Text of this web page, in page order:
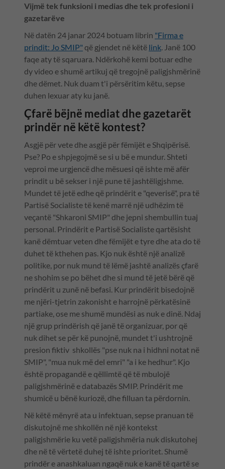
Vijmë tek funksioni i medias dhe tek profesioni i
gazetarëve
Në datën 24 janar 2024 botuam librin "Firma e
prindit: Jo SMIP" që gjendet në këtë link . Janë 100
faqe aty të sqaruara. Ndërkohë kemi botuar edhe
dy video e shumë artikuj që tregojnë paligjshmërinë
dhe dëmet. Nuk duam t'i përsëritim këtu, sepse
duhen lexuar aty ku janë.
Çfarë bëjnë mediat dhe gazetarët
prindër në këtë kontest?
Asgjë për vete dhe asgjë për fëmijët e Shqipërisë.
Pse? Po e shpjegojmë se si u bë e mundur. Shteti
veproi me urgjencë dhe mësuesi që ishte më afër
prindit u bë sekser i një pune të jashtëligjshme.
Mundet të jetë edhe që prindërit e "qeverisë", pra të
Partisë Socialiste të kenë marrë një udhëzim të
veçantë "Shkaroni SMIP" dhe jepni shembullin tuaj
personal. Prindërit e Partisë Socialiste qartësisht
kanë dëmtuar veten dhe fëmijët e tyre dhe ata do të
duhet të kthehen pas. Kjo nuk është një analizë
politike, por nuk mund të lëmë jashtë analizës çfarë
ne shohim se po bëhet dhe si mund të jetë bërë që
prindërit u zunë në befasi. Kur prindërit bisedojnë
me njëri-tjetrin zakonisht e harrojnë përkatësinë
partiake, ose me shumë mundësi as nuk e dinë. Ndaj
një grup prindërish që janë të organizuar, por që
nuk dihet se për kë punojnë, mundet t'i ushtrojnë
presion fiktiv shkollës "pse nuk na i hidhni notat në
SMIP", "mua nuk më del emri" "a i ke hedhur". Kjo
është propagandë e qëllimtë që të mbulojë
paligjshmërinë e databazës SMIP. Prindërit me
shumicë u bënë kuriozë, dhe filluan ta përdornin.
Në këtë mënyrë ata u infektuan, sepse pranuan të
diskutojnë me shkollën në një kontekst
paligjshmërie ku vetë paligjshmëria nuk diskutohej
dhe në të vërtetë duhej të ishte prioritet. Shumë
prindër e anashkaluan ngaqë nuk e kanë të qartë se